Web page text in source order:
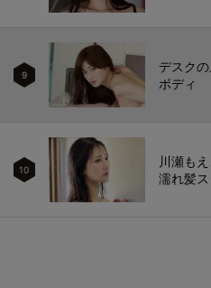
9
デスク
ボディ
10
川瀬も
濡れ髪